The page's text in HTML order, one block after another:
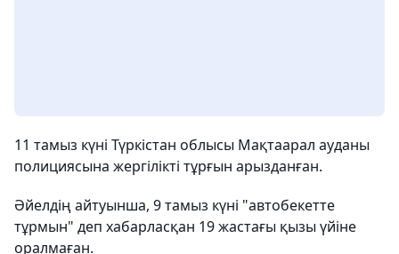
11 тамыз күні Түркістан облысы Мақтаарал ауданы
полициясына жергілікті тұрғын арызданған.
Әйелдің айтуынша, 9 тамыз күні "автобекетте
тұрмын" деп хабарласқан 19 жастағы қызы үйіне
оралмаған.